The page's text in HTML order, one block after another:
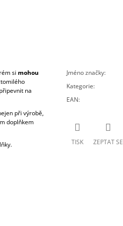
si mohou
na
při výrobě,
doplňkem
Jméno značky:
Kategorie:
EAN:
TISK ZEPTAT SE